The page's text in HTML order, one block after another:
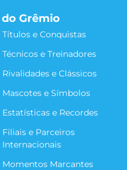
Grêmio
Títulos e Conquistas
Técnicos e Treinadores
Rivalidades e Clássicos
Mascotes e Símbolos
Estatísticas e Recordes
Filiais e Parceiros
Internacionais
Momentos Marcantes